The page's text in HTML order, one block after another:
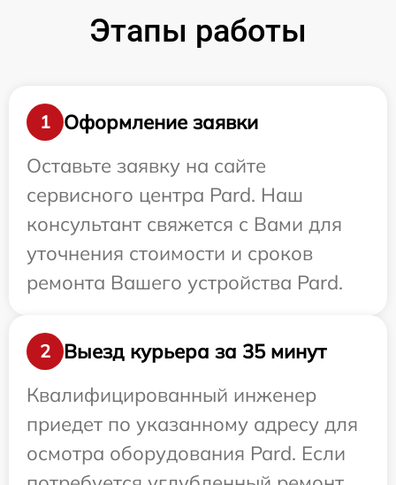
Этапы работы
1
Оформление заявки
Оставьте заявку на сайте
сервисного центра Pard. Наш
консультант свяжется с Вами для
уточнения стоимости и сроков
ремонта Вашего устройства Pard.
2
Выезд курьера за 35 минут
Квалифицированный инженер
приедет по указанному адресу для
осмотра оборудования Pard. Если